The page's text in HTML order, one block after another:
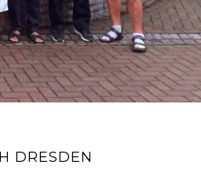
DRESDEN